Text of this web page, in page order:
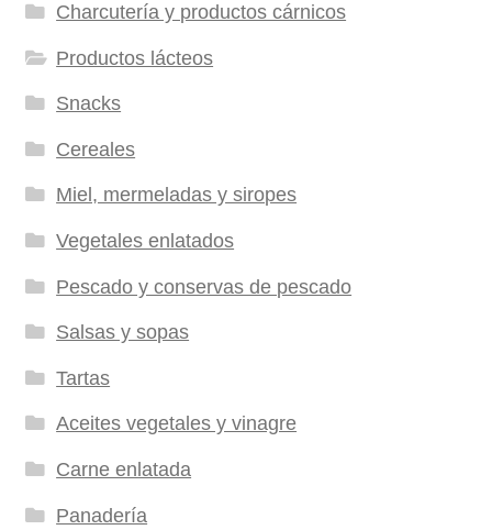
Charcutería y productos cárnicos
Productos lácteos
Snacks
Cereales
Miel, mermeladas y siropes
Vegetales enlatados
Pescado y conservas de pescado
Salsas y sopas
Tartas
Aceites vegetales y vinagre
Carne enlatada
Panadería